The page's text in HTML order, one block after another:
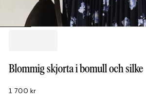
Blommig skjorta i bomull och silke
1 700 kr